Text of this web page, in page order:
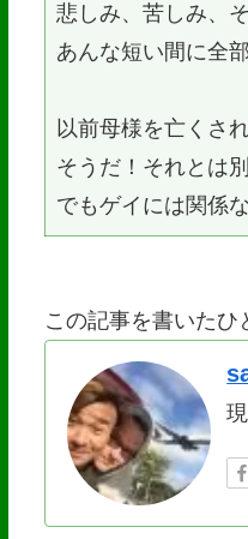
悲しみ、苦しみ、
あんな短い間に全
以前母様を亡くさ
そうだ！それとは
でもゲイには関係
この記事を書いたひ